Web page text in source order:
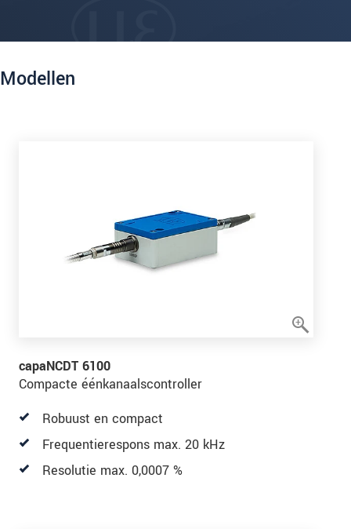
Modellen
capaNCDT 6100
Compacte éénkanaalscontroller
Robuust en compact
Frequentierespons max. 20 kHz
Resolutie max. 0,0007 %